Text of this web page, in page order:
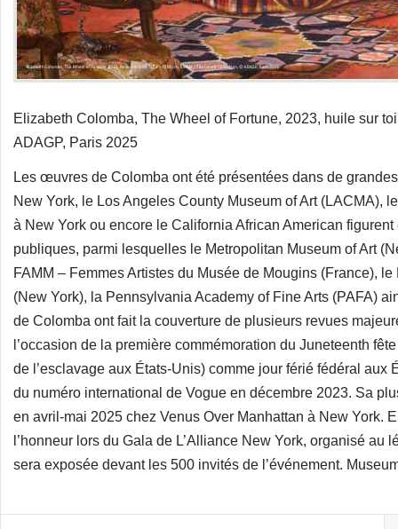
Elizabeth Colomba, The Wheel of Fortune, 2023, huile sur
ADAGP, Paris 2025
Les œuvres de Colomba ont été présentées dans de
New York, le Los Angeles County Museum of Art (LACMA),
à New York ou encore le California African American
publiques, parmi lesquelles le Metropolitan Museum of Art
FAMM – Femmes Artistes du Musée de Mougins (France),
(New York), la Pennsylvania Academy of Fine Arts (PAFA)
de Colomba ont fait la couverture de plusieurs revues
l’occasion de la première commémoration du Juneteenth
de l’esclavage aux États-Unis) comme jour férié fédéral
du numéro international de Vogue en décembre 2023. Sa
en avril-mai 2025 chez Venus Over Manhattan à New York.
l’honneur lors du Gala de L’Alliance New York, organisé
sera exposée devant les 500 invités de l’événement.